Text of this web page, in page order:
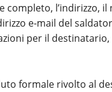
completo, l’indirizzo, il
e-mail del
per il destinatario,
formale rivolto al